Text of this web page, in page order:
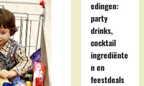
edingen:
party
drinks,
cocktail
ingrediënte
n en
feestdeals